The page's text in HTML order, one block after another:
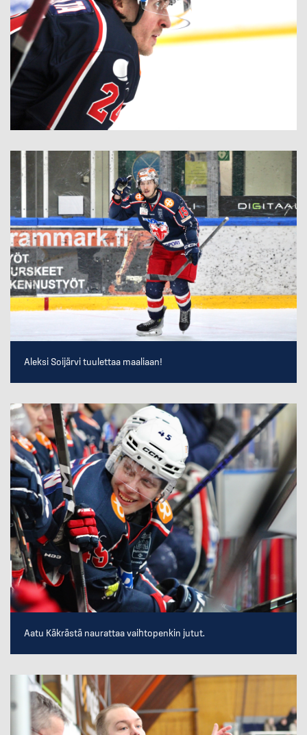
Aleksi Soijärvi tuulettaa maaliaan!
Aatu Käkrästä naurattaa vaihtopenkin jutut.